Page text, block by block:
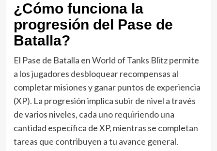
¿Cómo funciona la
progresión del Pase de
Batalla?
El Pase de Batalla en World of Tanks Blitz permite
a los jugadores desbloquear recompensas al
completar misiones y ganar puntos de experiencia
(XP). La progresión implica subir de nivel a través
de varios niveles, cada uno requiriendo una
cantidad específica de XP, mientras se completan
tareas que contribuyen a tu avance general.